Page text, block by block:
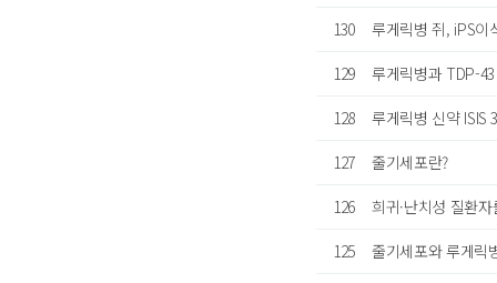
130
루게릭병 쥐, iPS이
129
루게릭병과 TDP-
128
루게릭병 신약 ISIS
127
줄기세포란?
126
희귀·난치성 질환
125
줄기세포와 루게릭